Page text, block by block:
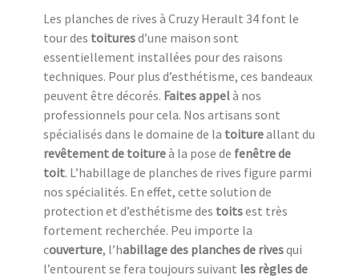
Les planches de rives à Cruzy Herault 34 font le
tour des toituresd’une maison sont
essentiellement installées pour des raisons
techniques. Pour plus d’esthétisme, ces bandeaux
peuvent être décorés. Faites appelà nos
professionnels pour cela. Nos artisans sont
spécialisés dans le domaine de la toitureallant du
revêtement de toitureà la pose de fenêtre de
toit. L’habillage de planches de rives figure parmi
nos spécialités. En effet, cette solution de
protection et d’esthétisme des toitsest très
fortement recherchée. Peu importe la
couverture, l’habillage des planches de rivesqui
l’entourent se fera toujours suivant les règles de